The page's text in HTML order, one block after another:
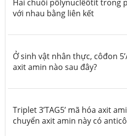
Hai chuỗi pôlynuclêôtit trong
với nhau bằng liên kết
Ở sinh vật nhân thực, côđon
axit amin nào sau đây?
Triplet 3’TAG5’ mã hóa axit
chuyển axit amin này có